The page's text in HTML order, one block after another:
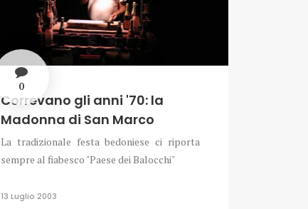
0
Correvano gli anni '70: la
Madonna di San Marco
La tradizionale festa bedoniese ci riporta
sempre al fiabesco "Paese dei Balocchi"
13 Luglio 2003